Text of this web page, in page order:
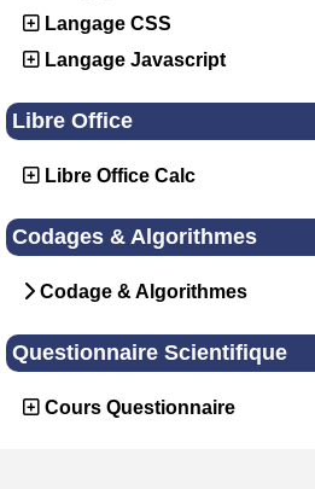
Langage CSS
Langage Javascript
Libre Office
Libre Office Calc
Codages & Algorithmes
Codage & Algorithmes
Questionnaire Scientifique
Cours Questionnaire